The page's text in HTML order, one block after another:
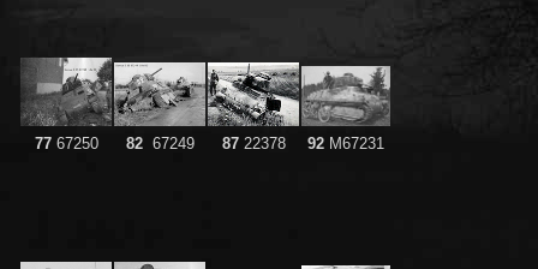
7767250 8267249 8722378 92 M67231